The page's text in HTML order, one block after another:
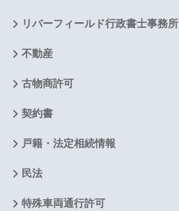
リバーフィールド行政書士事務所
不動産
古物商許可
契約書
戸籍・法定相続情報
民法
特殊車両通行許可